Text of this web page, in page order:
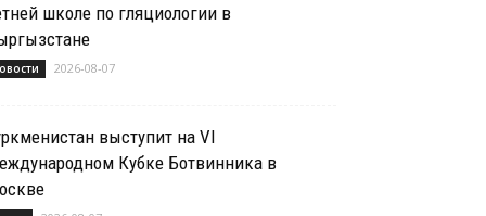
школе по гляциологии в
2026-08-07
выступит на VI
Кубке Ботвинника в